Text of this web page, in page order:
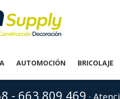
AUTOMOCIÓN BRICOLAJE
- 663 809 469 ·